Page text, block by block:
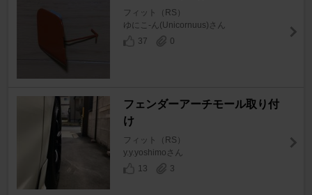
フィット（RS）
ゆにこ-ん(Unicornuus)さん
37
0
フェンダーアーチモール取り付
け
フィット（RS）
y.y.yoshimoさん
13
3